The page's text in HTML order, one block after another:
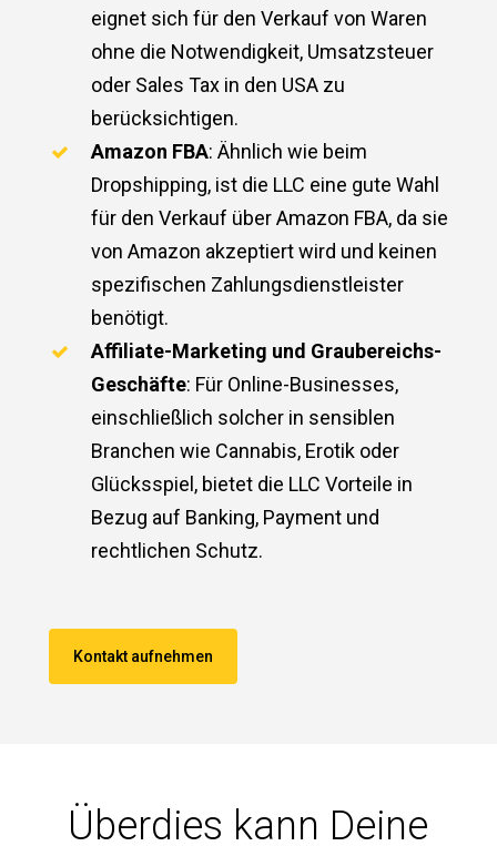
eignet sich für den Verkauf von Waren
ohne die Notwendigkeit, Umsatzsteuer
oder Sales Tax in den USA zu
berücksichtigen.
Amazon FBA: Ähnlich wie beim
Dropshipping, ist die LLC eine gute Wahl
für den Verkauf über Amazon FBA, da sie
von Amazon akzeptiert wird und keinen
spezifischen Zahlungsdienstleister
benötigt.
Affiliate-Marketing und Graubereichs-
Geschäfte: Für Online-Businesses,
einschließlich solcher in sensiblen
Branchen wie Cannabis, Erotik oder
Glücksspiel, bietet die LLC Vorteile in
Bezug auf Banking, Payment und
rechtlichen Schutz.
Kontakt aufnehmen
Überdies kann Deine